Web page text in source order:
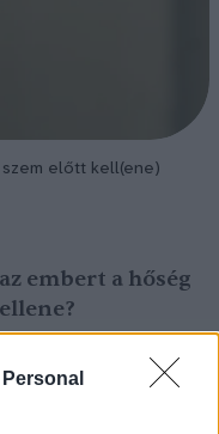
szem előtt kell(ene)
embert a hőség